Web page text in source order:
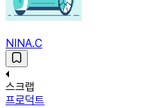
NINA.C
스크랩
프로덕트